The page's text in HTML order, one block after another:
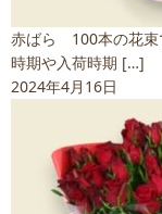
赤ばら 100本の花束
時期や入荷時期 […]
2024年4月16日